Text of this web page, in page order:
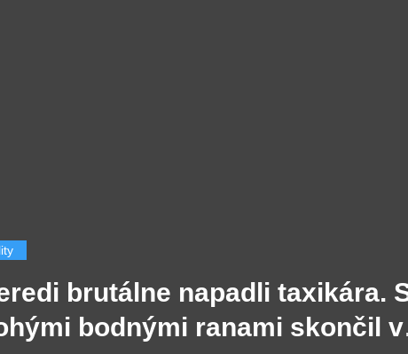
brutálne napadli taxikára. S
bodnými ranami skončil v